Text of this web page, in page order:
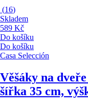
(16)
Skladem
589 Kč
Do košíku
Do košíku
Casa Selección
Věšáky na dveře
šířka 35 cm,